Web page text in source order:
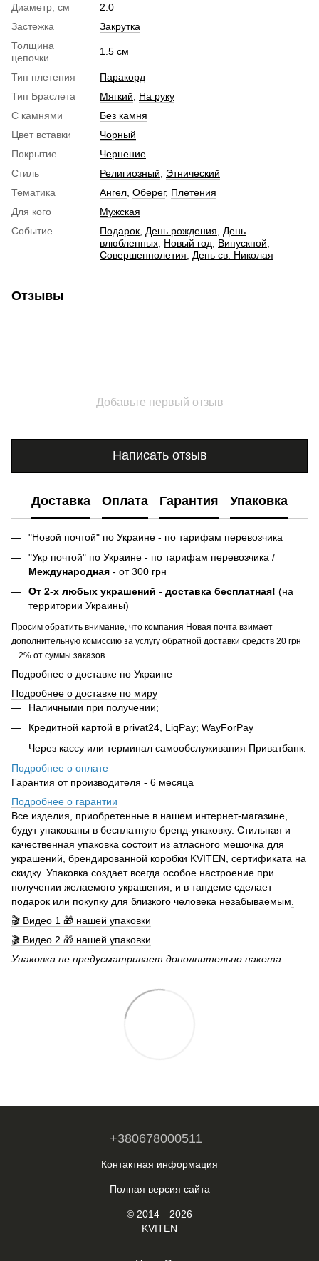
Диаметр, см
2.0
Застежка
Закрутка
Толщина
цепочки
1.5 см
Тип плетения
Паракорд
Тип Браслета
Мягкий
На руку
С камнями
Без камня
Цвет вставки
Чорный
Покрытие
Чернение
Стиль
Религиозный
Этнический
Тематика
Ангел Оберег, Плетения
Для кого
Мужская
Событие
Подарок День рождения
День
влюбленных Новый год Випускной
Совершеннолетия
День св. Николая
Отзывы
Добавьте первый отзыв
Написать отзыв
Доставка Оплата Гарантия Упаковка
"Новой почтой" по Украине - по тарифам перевозчика
"Укр почтой" по Украине - по тарифам перевозчика /
Международная - от 300 грн
От 2-х любых украшений - доставка бесплатная! (на
территории Украины)
Просим обратить внимание, что компания Новая почта взимает
дополнительную комиссию за услугу обратной доставки средств 20 грн
+ 2% от суммы заказов
Подробнее о доставке по Украине
Подробнее о доставке по миру
Наличными при получении;
Кредитной картой в privat24, LiqPay; WayForPay
Через кассу или терминал самообслуживания Приватбанк.
Подробнее о оплате
Гарантия от производителя - 6 месяца
Подробнее о гарантии
Все изделия, приобретенные в нашем интернет-магазине,
будут упакованы в бесплатную бренд-упаковку. Стильная и
качественная упаковка состоит из атласного мешочка для
украшений, брендированной коробки KVITEN, сертификата на
скидку. Упаковка создает всегда особое настроение при
получении желаемого украшения, и в тандеме сделает
подарок или покупку для близкого человека незабываемым
🎬 Видео 1 🎁 нашей упаковки
🎬 Видео 2 🎁 нашей упаковки
Упаковка не предусматривает дополнительно пакета.
+380678000511
Контактная информация
Полная версия сайта
© 2014—2026
KVITEN